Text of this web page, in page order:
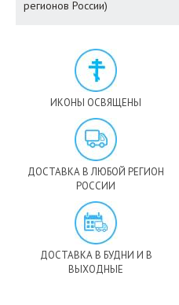
регионов России)
ИКОНЫ ОСВЯЩЕНЫ
ДОСТАВКА В ЛЮБОЙ РЕГИОН
РОССИИ
ДОСТАВКА В БУДНИ И В
ВЫХОДНЫЕ